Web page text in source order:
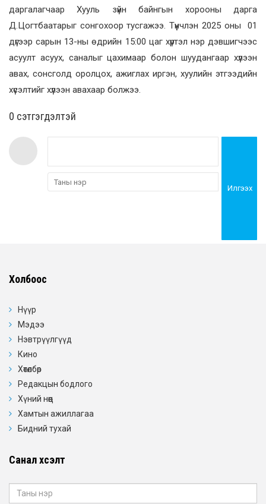
даргалагчаар Хууль зүйн байнгын хорооны дарга
Д.Цогтбаатарыг сонгохоор тусгажээ. Түүнчлэн 2025 оны 01
дүгээр сарын 13-ны өдрийн 15:00 цаг хүртэл нэр дэвшигчээс
асуулт асуух, саналыг цахимаар болон шуудангаар хүлээн
авах, сонсголд оролцох, ажиглах иргэн, хуулийн этгээдийн
хүсэлтийг хүлээн авахаар болжээ.
0 cэтгэгдэлтэй
Илгээх
Холбоос
Нүүр
Мэдээ
Нэвтрүүлгүүд
Кино
Хөтөлбөр
Редакцын бодлого
Хүний нөөц
Хамтын ажиллагаа
Бидний тухай
Санал хүсэлт